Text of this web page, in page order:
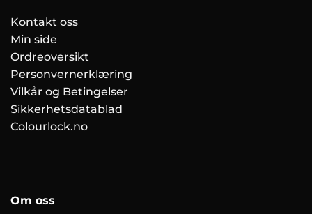
Kontakt oss
Min side
Ordreoversikt
Personvernerklæring
Vilkår og Betingelser
Sikkerhetsdatablad
Colourlock.no
Om oss